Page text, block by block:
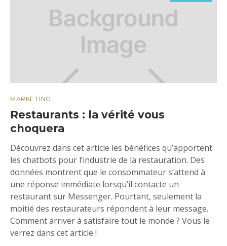
MARKETING
Restaurants : la vérité vous
choquera
Découvrez dans cet article les bénéfices qu’apportent
les chatbots pour l’industrie de la restauration. Des
données montrent que le consommateur s’attend à
une réponse immédiate lorsqu’il contacte un
restaurant sur Messenger. Pourtant, seulement la
moitié des restaurateurs répondent à leur message.
Comment arriver à satisfaire tout le monde ? Vous le
verrez dans cet article !